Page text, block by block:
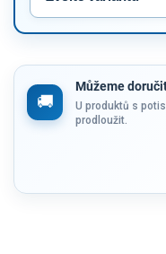
Můžeme
U produktů s
prodloužit.